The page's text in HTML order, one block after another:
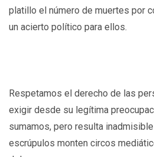
platillo el número de muertes por
un acierto político para ellos.
Respetamos el derecho de las
exigir desde su legítima
sumamos, pero resulta
escrúpulos monten circos